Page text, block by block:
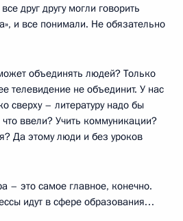
друг другу могли говорить
и все понимали. Не обязательно
объединять людей? Только
телевидение не объединит. У нас
сверху – литературу надо бы
ввели? Учить коммуникации?
Да этому люди и без уроков
– это самое главное, конечно.
идут в сфере образования…